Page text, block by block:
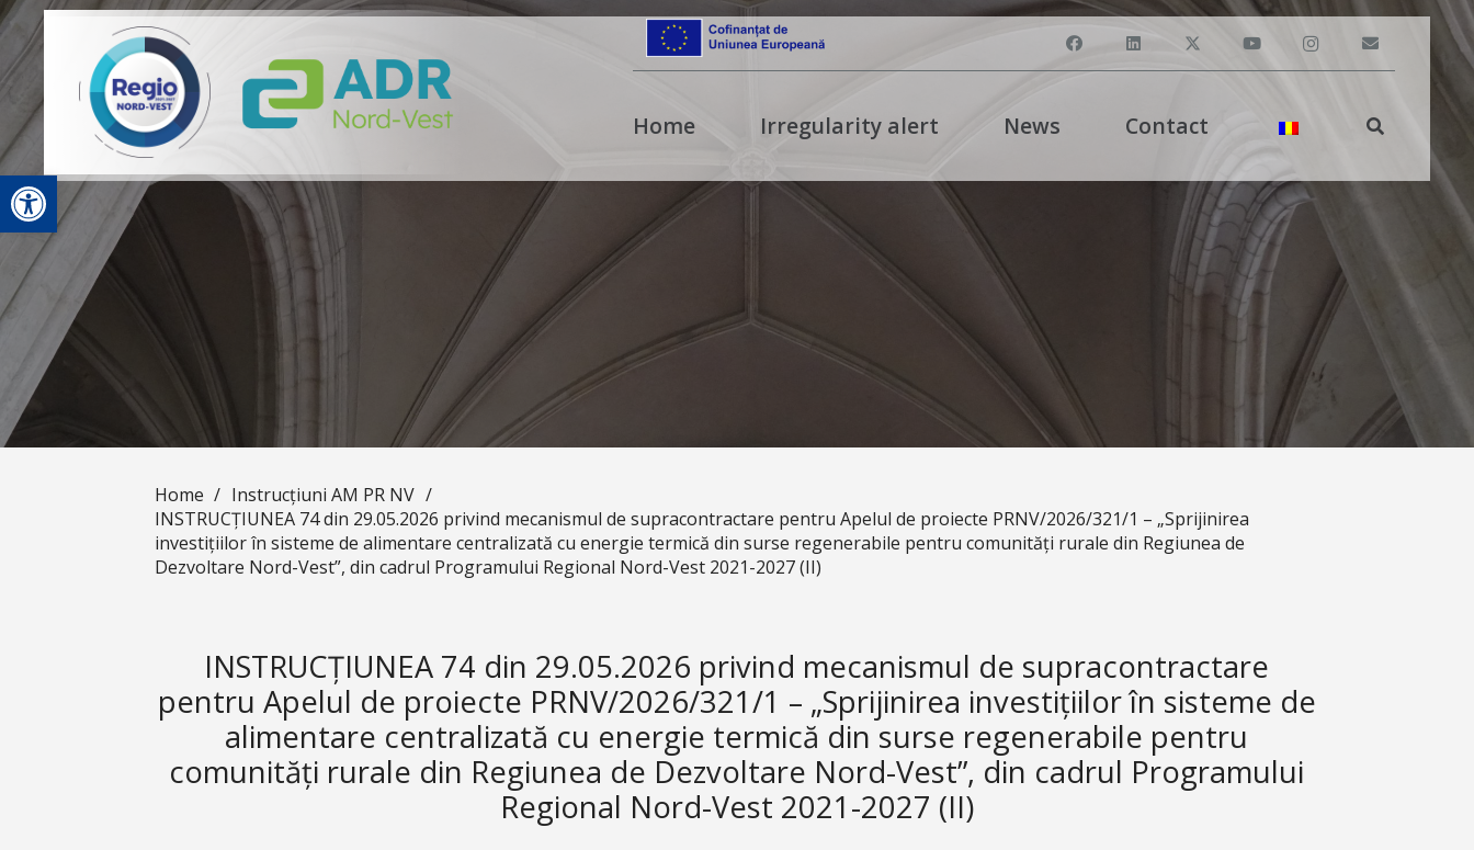
Open toolbar
Home Irregularity alert News Contact
Home / Instrucțiuni AM PR NV /
INSTRUCȚIUNEA 74 din 29.05.2026 privind mecanismul de supracontractare pentru Apelul de proiecte PRNV/2026/321/1 – „Sprijinirea
investițiilor în sisteme de alimentare centralizată cu energie termică din surse regenerabile pentru comunități rurale din Regiunea de
Dezvoltare Nord-Vest”, din cadrul Programului Regional Nord-Vest 2021-2027 (II)
INSTRUCȚIUNEA 74 din 29.05.2026 privind mecanismul de supracontractare
pentru Apelul de proiecte PRNV/2026/321/1 – „Sprijinirea investițiilor în sisteme de
alimentare centralizată cu energie termică din surse regenerabile pentru
comunități rurale din Regiunea de Dezvoltare Nord-Vest”, din cadrul Programului
Regional Nord-Vest 2021-2027 (II)